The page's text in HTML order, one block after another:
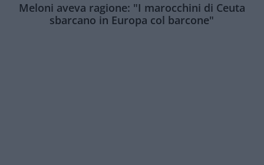
Meloni aveva ragione: "I marocchini di Ceuta
sbarcano in Europa col barcone"